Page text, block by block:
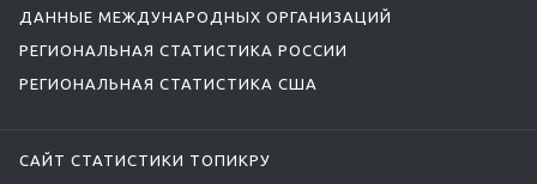
ДАННЫЕ МЕЖДУНАРОДНЫХ ОРГАНИЗАЦИЙ
РЕГИОНАЛЬНАЯ СТАТИСТИКА РОССИИ
РЕГИОНАЛЬНАЯ СТАТИСТИКА США
САЙТ СТАТИСТИКИ ТОПИКРУ